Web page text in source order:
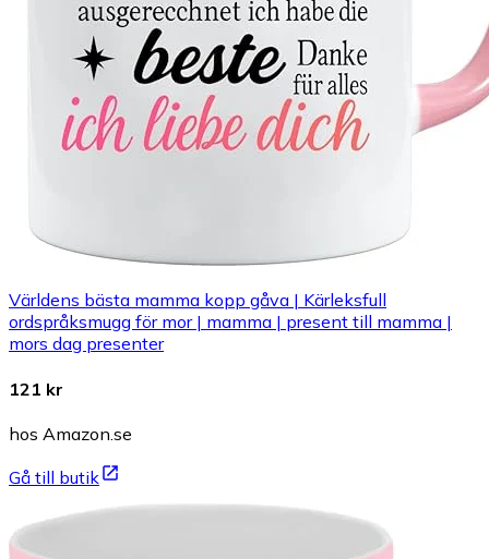
Världens bästa mamma kopp gåva | Kärleksfull
ordspråksmugg för mor | mamma | present till mamma |
mors dag presenter
121 kr
hos Amazon.se
Gå till butik